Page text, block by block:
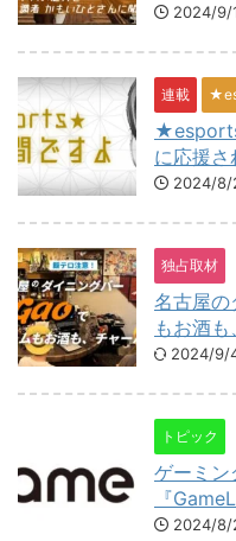
2024/9/
連載
に応援さ
2024/8/
独占取材
名古屋の
もお酒も
2024/9/
トピック
ゲーミン
『
2024/8/